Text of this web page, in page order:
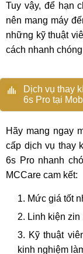
Tuy vậy, để hạn
nên mang máy
những kỹ thuật
cách nhanh
Dịch vụ thay
6s Pro tại
Hãy mang ngay
cấp dịch vụ thay
6s Pro nhanh
MCCare cam kết:
Mức giá tốt
Linh kiện
Kỹ thuật
kinh nghiệm